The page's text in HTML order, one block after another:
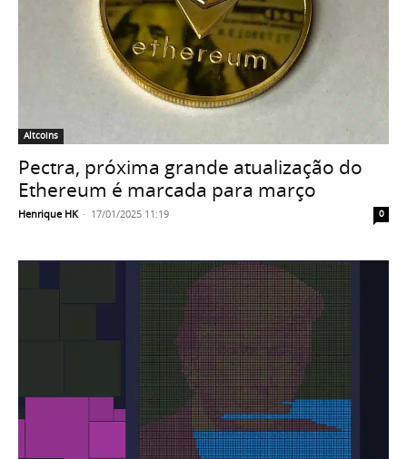
Altcoins
Pectra, próxima grande atualização do
Ethereum é marcada para março
Henrique HK - 17/01/2025 11:19 0